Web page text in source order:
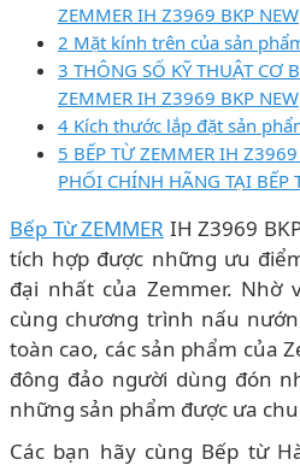
ZEMMER IH Z3969 BKP NEW
2 Mặt kính trên của sản
3 THÔNG SỐ KỸ THUẬT CƠ
ZEMMER IH Z3969 BKP NEW
4 Kích thước lắp đặt sản
5 BẾP TỪ ZEMMER IH
PHỐI CHÍNH HÃNG TẠI BẾP
Bếp Từ ZEMMER IH Z3969
tích hợp được những ưu
đại nhất của Zemmer. Nhờ
cùng chương trình nấu
toàn cao, các sản phẩm của
đông đảo người dùng đón
những sản phẩm được ưa
Các bạn hãy cùng Bếp từ